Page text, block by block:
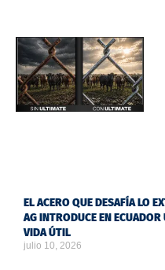
EL ACERO QUE DESAFÍA LO
AG INTRODUCE EN
VIDA ÚTIL
julio 10, 2026